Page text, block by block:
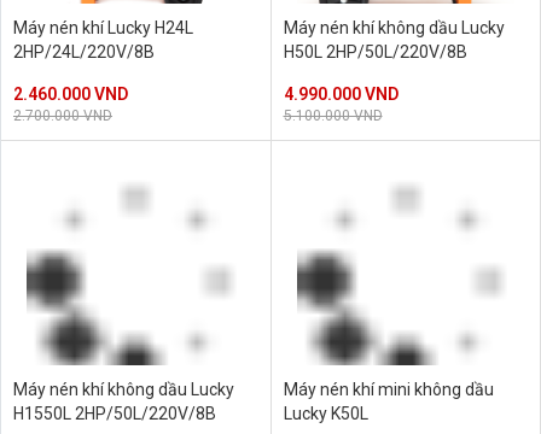
Máy nén khí Lucky H24L
2HP/24L/220V/8B
2.460.000 VND
2.700.000 VND
Máy nén khí không dầu Lucky
H50L 2HP/50L/220V/8B
4.990.000 VND
5.100.000 VND
Máy nén khí không dầu Lucky
H1550L 2HP/50L/220V/8B
Máy nén khí mini không dầu
Lucky K50L